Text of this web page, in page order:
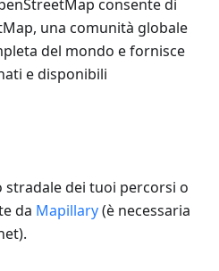
consente di
una comunità globale
del mondo e fornisce
e disponibili
stradale dei tuoi percorsi o
da Mapillary(è necessaria